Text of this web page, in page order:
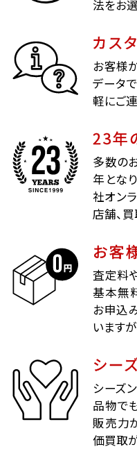
法をお
カス
お客様
データ
軽にご
23年
多数の
年とな
社オン
店舗、
お客
査定料
基本無
お申込
います
シー
シーズ
品物で
販売力
価買取